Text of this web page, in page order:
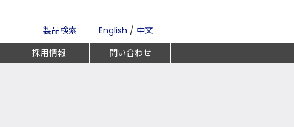
製品検索 English / 中文
採用情報 問い合わせ